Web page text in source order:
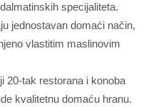
specijaliteta.
jednostavan domaći način,
vlastitim maslinovim
20-tak restorana i konoba
kvalitetnu domaću hranu.